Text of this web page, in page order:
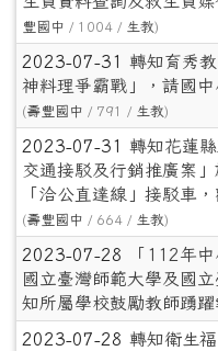
豐國中 / 1004 / 生教)
2023-07-31 轉知育秀
神料理爭霸戰」，請國
(壽豐國中 / 791 / 生教)
2023-07-31 轉知花蓮
交通接駁及行銷推廣案
「洽公直達線」接駁車
(壽豐國中 / 664 / 生教)
2023-07-28
「112年
國立臺灣師範大學及國
知所屬學校鼓勵教師踴躍
2023-07-28 轉知衛生